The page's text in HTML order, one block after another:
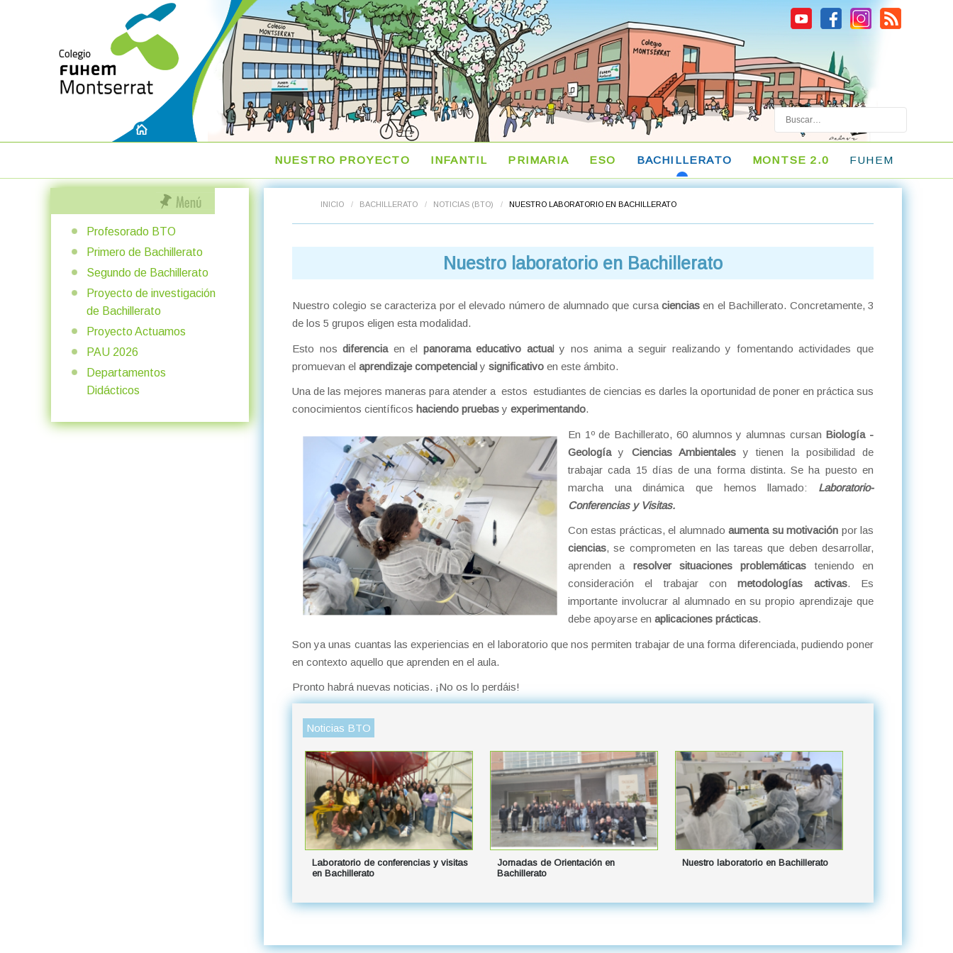
Buscar
NUESTRO PROYECTO INFANTIL PRIMARIA ESO BACHILLERATO MONTSE 2.0 FUHEM
INICIO / BACHILLERATO / NOTICIAS (BTO) / NUESTRO LABORATORIO EN BACHILLERATO
Nuestro laboratorio en Bachillerato
Nuestro colegio se caracteriza por el elevado número de alumnado que cursa cienciasen el Bachillerato. Concretamente, 3
de los 5 grupos eligen esta modalidad.
Esto nosdiferenciaen el panorama educativo actual y nos anima a seguir realizando y fomentando actividades que
promuevan el aprendizaje competencialy significativo en este ámbito.
Una de las mejores maneras para atender a estos estudiantes de ciencias es darles la oportunidad de poner en práctica sus
conocimientos científicos haciendo pruebasy experimentando.
En 1º de Bachillerato, 60 alumnos y alumnas cursan Biología -
Geologíay Ciencias Ambientalesy tienen la posibilidad de
trabajar cada 15 días de una forma distinta. Se ha puesto en
marcha una dinámica que hemos llamado: Laboratorio-
Conferencias y Visitas.
Con estas prácticas, el alumnadoaumenta su motivación por las
ciencias, se comprometen en las tareas que deben desarrollar,
aprenden a resolver situaciones problemáticas teniendo en
consideración el trabajar conmetodologías activas. Es
importante involucrar al alumnado en su propio aprendizaje que
debe apoyarse en aplicaciones prácticas.
Son ya unas cuantas las experiencias en el laboratorio que nos permiten trabajar de una forma diferenciada, pudiendo poner
en contexto aquello que aprenden en el aula.
Pronto habrá nuevas noticias. ¡No os lo perdáis!
Noticias BTO
Laboratorio de conferencias y visitas
en Bachillerato
Jornadas de Orientación en
Bachillerato
Nuestro laboratorio en Bachillerato
Profesorado BTO
Primero de Bachillerato
Segundo de Bachillerato
Proyecto de investigación
de Bachillerato
Proyecto Actuamos
PAU 2026
Departamentos
Didácticos